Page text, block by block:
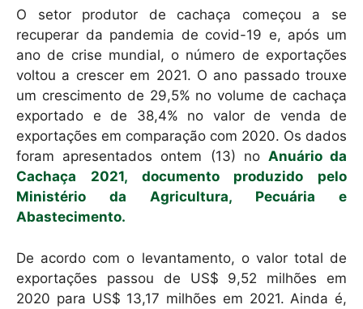
A
p
p
b
o
o
k
O setor produtor de cachaça começou a se
recuperar da pandemia de covid-19 e, após um
ano de crise mundial, o número de exportações
voltou a crescer em 2021. O ano passado trouxe
um crescimento de 29,5% no volume de cachaça
exportado e de 38,4% no valor de venda de
exportações em comparação com 2020. Os dados
foram apresentados ontem (13) no Anuário da
Cachaça 2021, documento produzido pelo
Ministério da Agricultura, Pecuária e
Abastecimento.
De acordo com o levantamento, o valor total de
exportações passou de US$ 9,52 milhões em
2020 para US$ 13,17 milhões em 2021. Ainda é,